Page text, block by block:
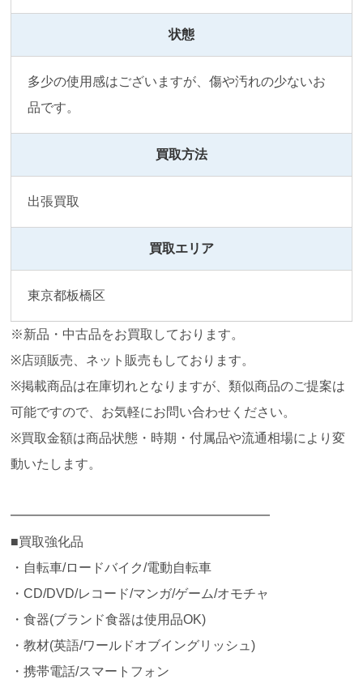
状態
多少の使用感はございますが、傷や汚れの少ないお
品です。
買取方法
出張買取
買取エリア
東京都板橋区
※新品・中古品をお買取しております。
※店頭販売、ネット販売もしております。
※掲載商品は在庫切れとなりますが、類似商品のご提案は
可能ですので、お気軽にお問い合わせください。
※買取金額は商品状態・時期・付属品や流通相場により変
動いたします。
━━━━━━━━━━━━━━━━━━━━
■買取強化品
・自転車/ロードバイク/電動自転車
・CD/DVD/レコード/マンガ/ゲーム/オモチャ
・食器(ブランド食器は使用品OK)
・教材(英語/ワールドオブイングリッシュ)
・携帯電話/スマートフォン